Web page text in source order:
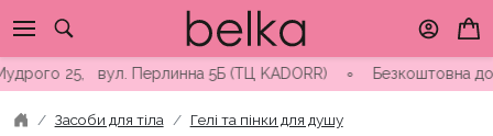
to
content25, вул. Перлинна 5Б (ТЦ KADORR) ∘ Безкоштовна
Засоби для тіла Гелі та пінки для душу